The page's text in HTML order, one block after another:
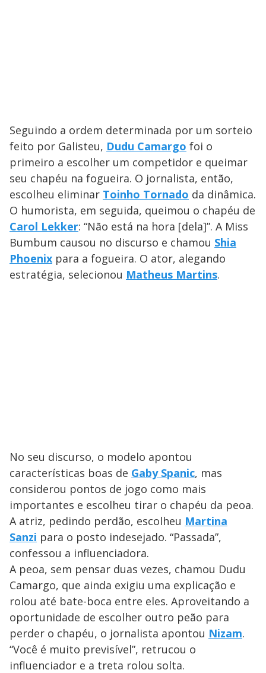
Seguindo a ordem determinada por um sorteio
feito por Galisteu, Dudu Camargo foi o
primeiro a escolher um competidor e queimar
seu chapéu na fogueira. O jornalista, então,
escolheu eliminar Toinho Tornado da dinâmica.
O humorista, em seguida, queimou o chapéu de
Carol Lekker: “Não está na hora [dela]”. A Miss
Bumbum causou no discurso e chamou Shia
Phoenix para a fogueira. O ator, alegando
estratégia, selecionou Matheus Martins.
No seu discurso, o modelo apontou
características boas de Gaby Spanic, mas
considerou pontos de jogo como mais
importantes e escolheu tirar o chapéu da peoa.
A atriz, pedindo perdão, escolheu Martina
Sanzi para o posto indesejado. “Passada”,
confessou a influenciadora.
A peoa, sem pensar duas vezes, chamou Dudu
Camargo, que ainda exigiu uma explicação e
rolou até bate-boca entre eles. Aproveitando a
oportunidade de escolher outro peão para
perder o chapéu, o jornalista apontou Nizam.
“Você é muito previsível”, retrucou o
influenciador e a treta rolou solta.